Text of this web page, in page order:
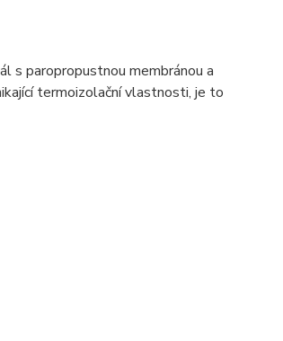
s paropropustnou membránou a
termoizolační vlastnosti, je to